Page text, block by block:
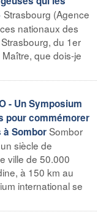
Strasbourg (Agence
nationaux des
du 1er
que dois-je
- Un Symposium
pour commémorer
SomborSombor
siècle de
ville de 50.000
à 150 km au
international se